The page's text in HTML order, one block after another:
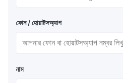
ফোন / হোয়াটসঅ্যাপ
নাম